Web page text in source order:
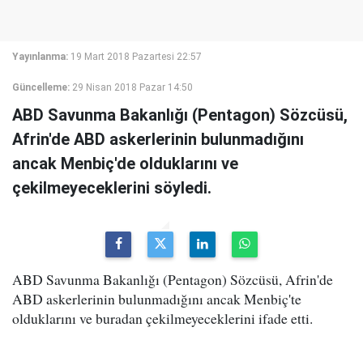
Yayınlanma: 19 Mart 2018 Pazartesi 22:57
Güncelleme: 29 Nisan 2018 Pazar 14:50
ABD Savunma Bakanlığı (Pentagon) Sözcüsü,
Afrin'de ABD askerlerinin bulunmadığını
ancak Menbiç'de olduklarını ve
çekilmeyeceklerini söyledi.
ABD Savunma Bakanlığı (Pentagon) Sözcüsü, Afrin'de
ABD askerlerinin bulunmadığını ancak Menbiç'te
olduklarını ve buradan çekilmeyeceklerini ifade etti.